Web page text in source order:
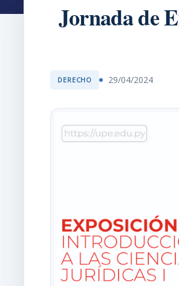
Jornada de
DERECHO 29/04/2024